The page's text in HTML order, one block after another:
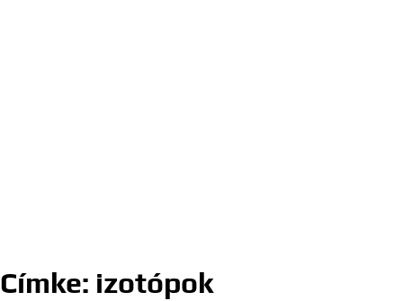
Címke: izotópok